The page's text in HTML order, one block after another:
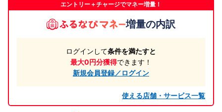
エントリー＋チャージでマネー増量！
増量の内訳
ログインして条件を満たすと
最大0円分獲得できます！
新規会員登録／ログイン
使える店舗・サービス一覧